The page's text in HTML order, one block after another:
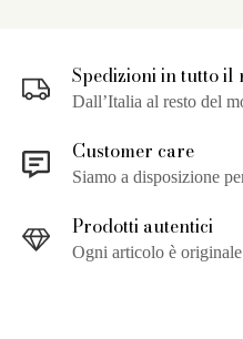
Spedizioni in tutto il
Dall’Italia al resto del
Customer care
Siamo a disposizione
Prodotti autentici
Ogni articolo è